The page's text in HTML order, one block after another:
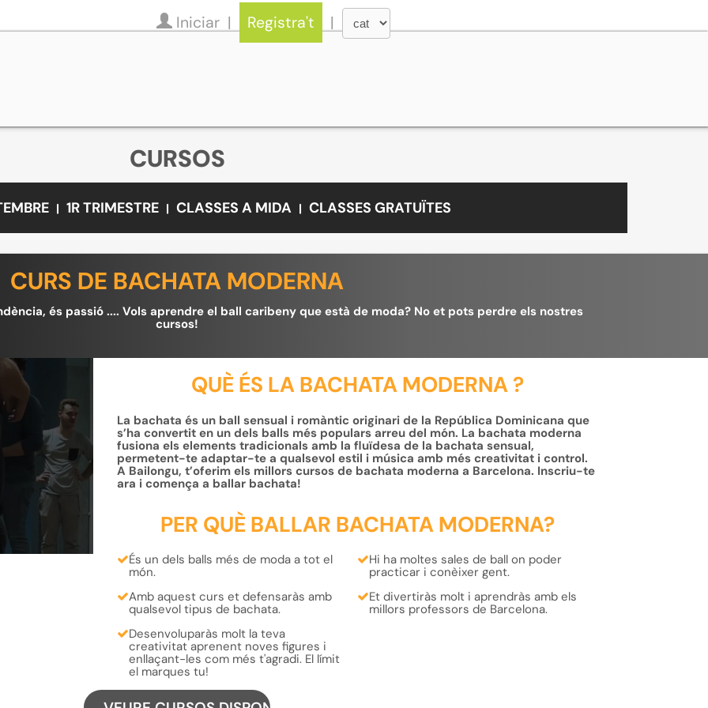
Iniciar Registra't
CURSOS
1R TRIMESTRE CLASSES A MIDA CLASSES GRATUÏTES
CURS DE BACHATA MODERNA
és passió .... Vols aprendre el ball caribeny que està de moda? No et pots perdre els nostres
cursos!
QUÈ ÉS LA BACHATA MODERNA ?
La bachata és un ball sensual i romàntic originari de la República Dominicana que
s’ha convertit en un dels balls més populars arreu del món. La bachata moderna
fusiona els elements tradicionals amb la fluïdesa de la bachata sensual,
permetent-te adaptar-te a qualsevol estil i música amb més creativitat i control.
A Bailongu, t’oferim els millors cursos de bachata moderna a Barcelona. Inscriu-te
ara i comença a ballar bachata!
PER QUÈ BALLAR BACHATA MODERNA?
És un dels balls més de modaa tot el
món.
Hi ha moltes sales de ball on poder
practicar i conèixer gent.
Amb aquest curs et defensaràs amb
qualsevol tipus de bachata.
Et divertiràs molt i aprendràs amb els
millors professors de Barcelona.
Desenvoluparàs molt la teva
creativitat aprenentnoves figures i
enllaçant-les com més t'agradi.El límit
el marques tu!